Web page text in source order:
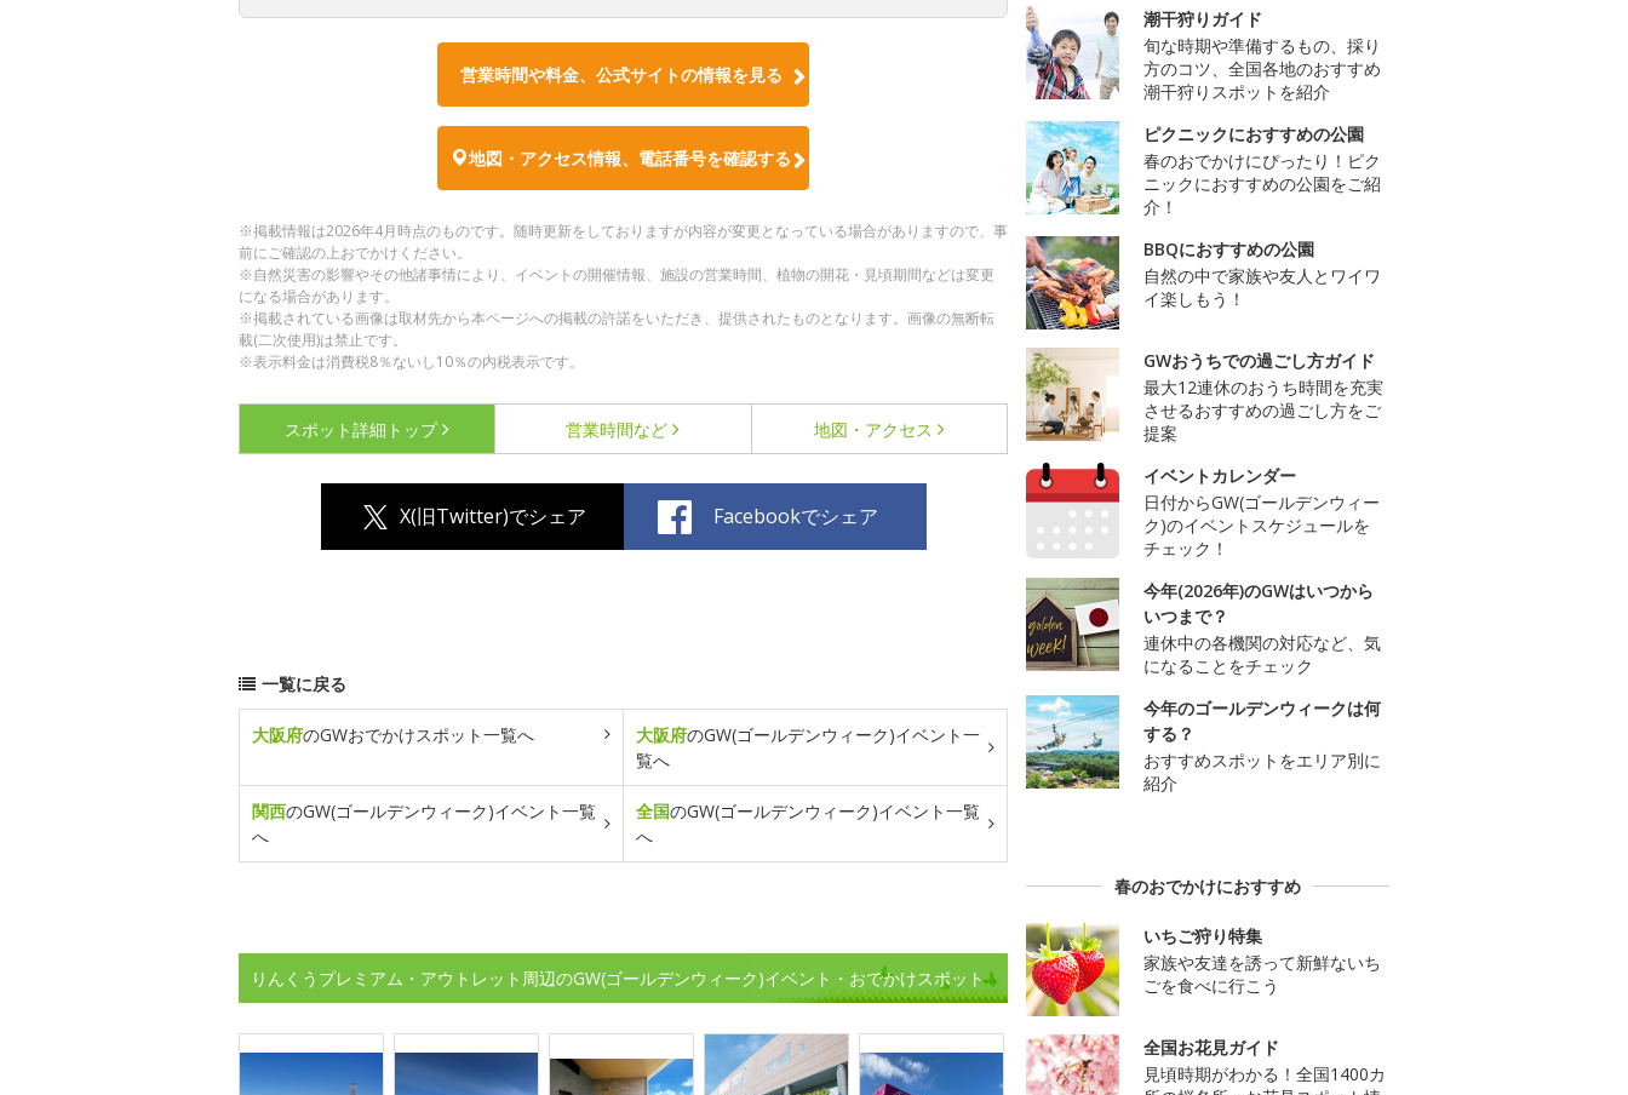
営業時間や料金、公式サイトの情報を見る
地図・アクセス情報、電話番号を確認する
※掲載情報は2026年4月時点のものです。随時更新をしておりますが内容が変更となっている場合がありますので、事
前にご確認の上おでかけください。
※自然災害の影響やその他諸事情により、イベントの開催情報、施設の営業時間、植物の開花・見頃期間などは変更
になる場合があります。
※掲載されている画像は取材先から本ページへの掲載の許諾をいただき、提供されたものとなります。画像の無断転
載(二次使用)は禁止です。
※表示料金は消費税8％ないし10％の内税表示です。
スポット詳細 トップ 営業時間など 地図・アクセス
X(旧Twitter)でシェア Facebookでシェア
一覧に戻る
大阪府のGWおでかけスポット一覧へ 大阪府のGW(ゴールデンウィーク)イベント一
覧へ
関西のGW(ゴールデンウィーク)イベント一覧
へ
全国のGW(ゴールデンウィーク)イベント一覧
へ
りんくうプレミアム・アウトレット周辺のGW(ゴールデンウィーク)イベント・おでかけスポット
潮干狩りガイド
旬な時期や準備するもの、採り
方のコツ、全国各地のおすすめ
潮干狩りスポットを紹介
ピクニックにおすすめの公園
春のおでかけにぴったり！ピク
ニックにおすすめの公園をご紹
介！
BBQにおすすめの公園
自然の中で家族や友人とワイワ
イ楽しもう！
GWおうちでの過ごし方ガイド
最大12連休のおうち時間を充実
させるおすすめの過ごし方をご
提案
イベントカレンダー
日付からGW(ゴールデンウィー
ク)のイベントスケジュールを
チェック！
今年(2026年)のGWはいつから
いつまで？
連休中の各機関の対応など、気
になることをチェック
今年のゴールデンウィークは何
する？
おすすめスポットをエリア別に
紹介
春のおでかけにおすすめ
いちご狩り特集
家族や友達を誘って新鮮ないち
ごを食べに行こう
全国お花見ガイド
見頃時期がわかる！全国1400カ